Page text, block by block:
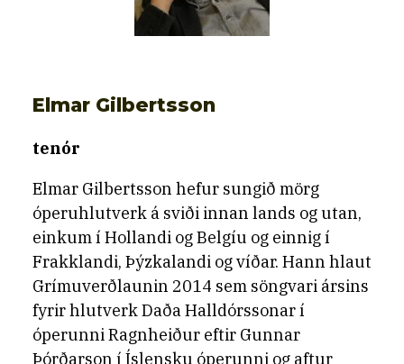
Elmar Gilbertsson
tenór
Elmar Gilbertsson hefur sungið mörg
óperuhlutverk á sviði innan lands og utan,
einkum í Hollandi og Belgíu og einnig í
Frakklandi, Þýzkalandi og víðar. Hann hlaut
Grímuverðlaunin 2014 sem söngvari ársins
fyrir hlutverk Daða Halldórssonar í
óperunni Ragnheiður eftir Gunnar
Þórðarson í Íslensku óperunni og aftur